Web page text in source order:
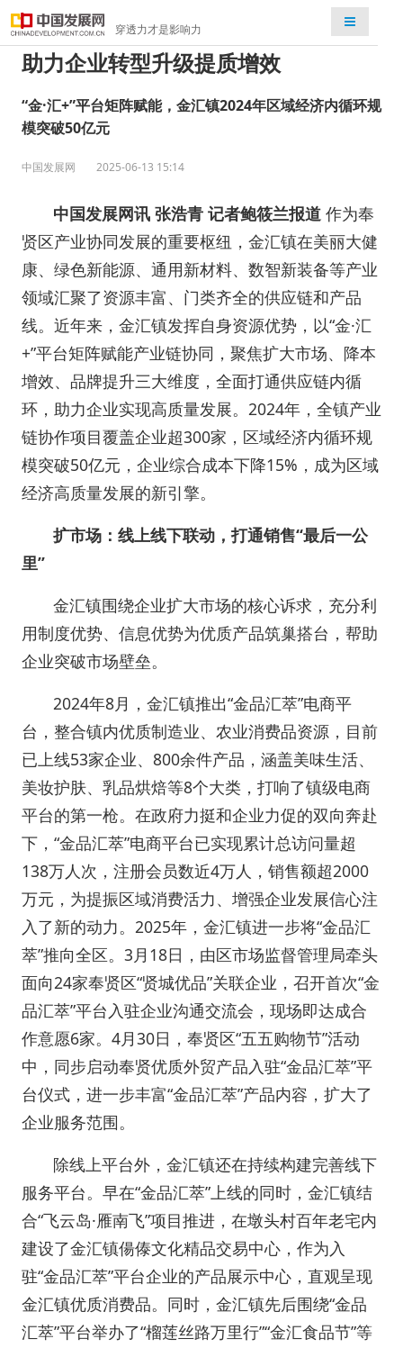
穿透力才是影响力
检索
助力企业转型升级提质增效
“金·汇+”平台矩阵赋能，金汇镇2024年区域经济内循环规
模突破50亿元
中国发展网 2025-06-13 15:14
中国发展网讯 张浩青 记者鲍筱兰报道作为奉
贤区产业协同发展的重要枢纽，金汇镇在美丽大健
康、绿色新能源、通用新材料、数智新装备等产业
领域汇聚了资源丰富、门类齐全的供应链和产品
线。近年来，金汇镇发挥自身资源优势，以“金·汇
+”平台矩阵赋能产业链协同，聚焦扩大市场、降本
增效、品牌提升三大维度，全面打通供应链内循
环，助力企业实现高质量发展。2024年，全镇产业
链协作项目覆盖企业超300家，区域经济内循环规
模突破50亿元，企业综合成本下降15%，成为区域
经济高质量发展的新引擎。
扩市场：线上线下联动，打通销售“最后一公
里”
金汇镇围绕企业扩大市场的核心诉求，充分利
用制度优势、信息优势为优质产品筑巢搭台，帮助
企业突破市场壁垒。
2024年8月，金汇镇推出“金品汇萃”电商平
台，整合镇内优质制造业、农业消费品资源，目前
已上线53家企业、800余件产品，涵盖美味生活、
美妆护肤、乳品烘焙等8个大类，打响了镇级电商
平台的第一枪。在政府力挺和企业力促的双向奔赴
下，“金品汇萃”电商平台已实现累计总访问量超
138万人次，注册会员数近4万人，销售额超2000
万元，为提振区域消费活力、增强企业发展信心注
入了新的动力。2025年，金汇镇进一步将“金品汇
萃”推向全区。3月18日，由区市场监督管理局牵头
面向24家奉贤区“贤城优品”关联企业，召开首次“金
品汇萃”平台入驻企业沟通交流会，现场即达成合
作意愿6家。4月30日，奉贤区“五五购物节”活动
中，同步启动奉贤优质外贸产品入驻“金品汇萃”平
台仪式，进一步丰富“金品汇萃”产品内容，扩大了
企业服务范围。
除线上平台外，金汇镇还在持续构建完善线下
服务平台。早在“金品汇萃”上线的同时，金汇镇结
合“飞云岛·雁南飞”项目推进，在墩头村百年老宅内
建设了金汇镇偒傣文化精品交易中心，作为入
驻“金品汇萃”平台企业的产品展示中心，直观呈现
金汇镇优质消费品。同时，金汇镇先后围绕“金品
汇萃”平台举办了“榴莲丝路万里行”“金汇食品节”等